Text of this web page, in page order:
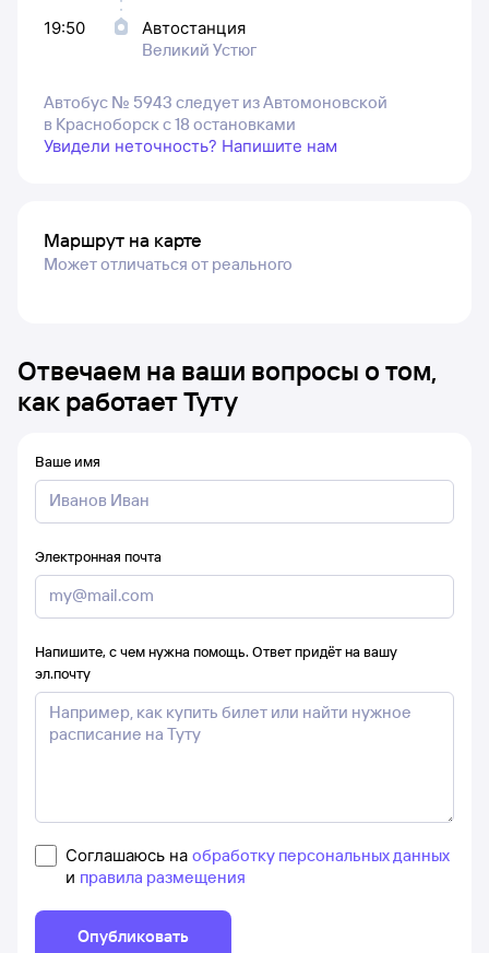
19:50
Автостанция
Великий Устюг
Автобус № 5943 следует из Автомоновской
в Красноборск с 18 остановками
Увидели неточность? Напишите нам
Маршрут на карте
Может отличаться от реального
Отвечаем на ваши вопросы о том,
как работает Туту
Ваше имя
Электронная почта
Напишите, с чем нужна помощь. Ответ придёт на вашу
эл.почту
Соглашаюсь на обработку персональных данных
и правила размещения
Опубликовать